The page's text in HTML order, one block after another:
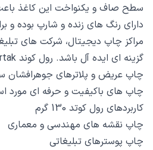
سطح صاف و یکنواخت این کاغذ
دارای رنگ های زنده و شارپ بوده و
مراکز چاپ دیجیتال، شرکت های
چاپ عریض و پلاترهای جوهرافشان
چاپ های باکیفیت و حرفه ای مورد
کاربردهای رول کوتد 130 گرم
چاپ نقشه های مهندسی و معماری
چاپ پوسترهای تبلیغاتی